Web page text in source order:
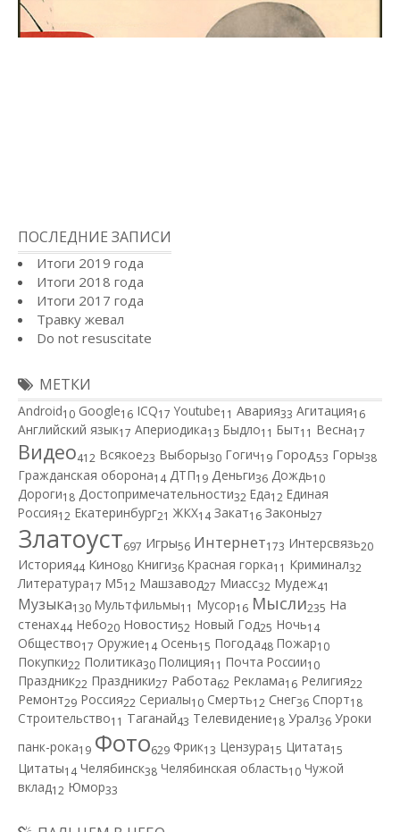
ПОСЛЕДНИЕ ЗАПИСИ
Итоги 2019 года
Итоги 2018 года
Итоги 2017 года
Травку жевал
Do not resuscitate
МЕТКИ
Android10 Google16 ICQ17 Youtube11 Авария33 Агитация16
Английский язык17 Апериодика13 Быдло11 Быт11 Весна17
Видео412 Всякое23 Выборы30 Гогич19 Город53 Горы38
Гражданская оборона14 ДТП19 Деньги36 Дождь10
Дороги18 Достопримечательности32 Еда12 Единая
Россия12 Екатеринбург21 ЖКХ14 Закат16 Законы27
Златоуст697 Игры56 Интернет173 Интерсвязь20
История44 Кино80 Книги36 Красная горка11 Криминал32
Литература17 М512 Машзавод27 Миасс32 Мудеж41
Музыка130 Мультфильмы11 Мусор16 Мысли235 На
стенах44 Небо20 Новости52 Новый Год25 Ночь14
Общество17 Оружие14 Осень15 Погода48 Пожар10
Покупки22 Политика30 Полиция11 Почта России10
Праздник22 Праздники27 Работа62 Реклама16 Религия22
Ремонт29 Россия22 Сериалы10 Смерть12 Снег36 Спорт18
Строительство11 Таганай43 Телевидение18 Урал36 Уроки
панк-рока19 Фото629 Фрик13 Цензура15 Цитата15
Цитаты14 Челябинск38 Челябинская область10 Чужой
вклад12 Юмор33